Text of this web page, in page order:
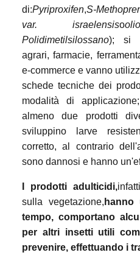
di:Pyriproxifen,S-
var. israelensiso
Polidimetilsilossano); si
agrari, farmacie,
e-commerce e vanno
schede tecniche dei
modalità di
almeno due prodotti
sviluppino larve
corretto, al contrario
sono dannosi e hanno
I prodotti adulticidi,
sulla vegetazione, hanno
tempo, comportano
per altri insetti utili
prevenire, effettuando i